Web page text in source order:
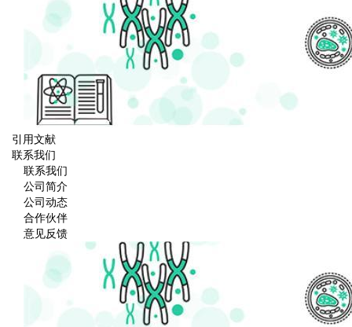
引用文献
联系我们
联系我们
公司简介
公司动态
合作伙伴
意见反馈